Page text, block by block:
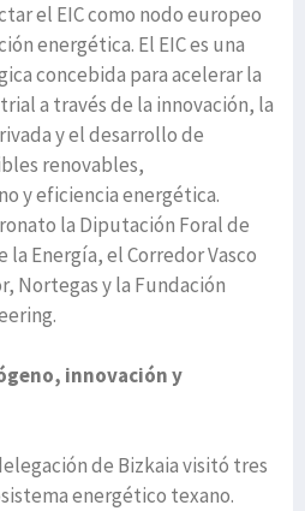
el EIC como nodo europeo
energética. El EIC es una
concebida para acelerar la
a través de la innovación, la
y el desarrollo de
renovables,
y eficiencia energética.
la Diputación Foral de
la Energía, el Corredor Vasco
Nortegas y la Fundación
innovación y
de Bizkaia visitó tres
energético texano.